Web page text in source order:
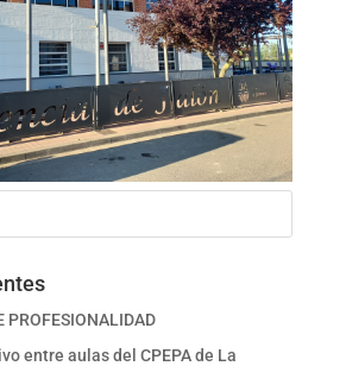
PROFESIONALIDAD
entre aulas del CPEPA de La